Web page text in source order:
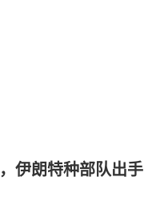
伊朗特种部队出手